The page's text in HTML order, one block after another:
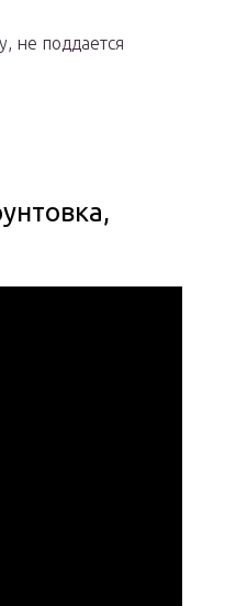
не поддается